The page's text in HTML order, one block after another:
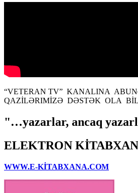
“VETERAN TV” KANALINA
QAZİLƏRIMİZƏ DƏSTƏK OLA
"…yazarlar, ancaq
ELEKTRON
WWW.E-KİTABXANA.COM